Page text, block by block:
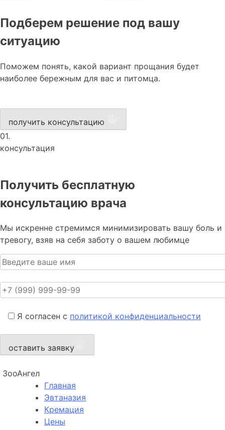
Подберем решение под вашу
ситуацию
Поможем понять, какой вариант прощания будет
наиболее бережным для вас и питомца.
получить консультацию
01.
консультация
Получить бесплатную
консультацию врача
Мы искренне стремимся минимизировать вашу боль и
тревогу, взяв на себя заботу о вашем любимце
Я согласен с политикой конфиденциальности
оставить заявку
ЗооАнгел
Главная
Эвтаназия
Кремация
Цены